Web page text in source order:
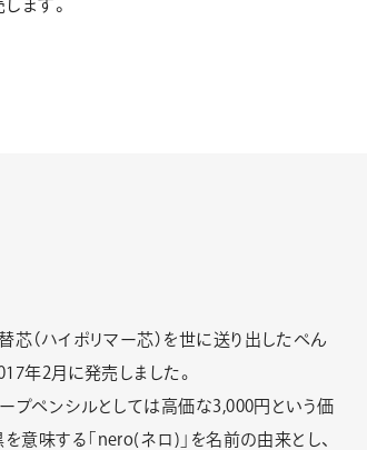
ます。
（ハイポリマー芯）を世に送り出したぺん
年2月に発売しました。
プペンシルとしては高価な3,000円という価
意味する｢nero(ネロ)｣を名前の由来とし、